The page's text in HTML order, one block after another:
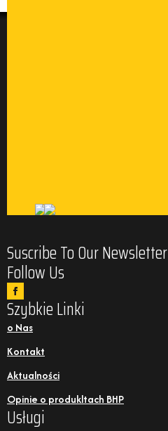
Suscribe To Our Newsletter
Follow Us
Szybkie Linki
o Nas
Kontakt
Aktualności
Opinie o produkltach BHP
Usługi